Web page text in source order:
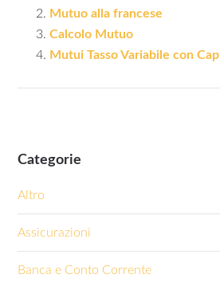
Mutuo alla francese
Calcolo Mutuo
Mutui Tasso Variabile con Cap
Categorie
Altro
Assicurazioni
Banca e Conto Corrente